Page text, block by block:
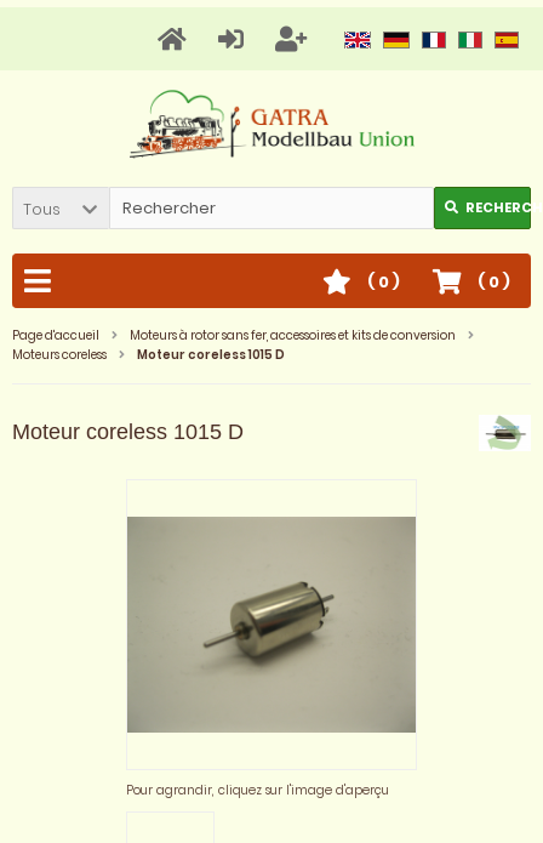
Tous
( 0)
( 0)
Page d'accueil
Moteurs à rotor sans fer, accessoires et kits de conversion
Moteurs coreless
Moteur coreless 1015 D
Moteur coreless 1015 D
Pour agrandir, cliquez sur l'image d'aperçu